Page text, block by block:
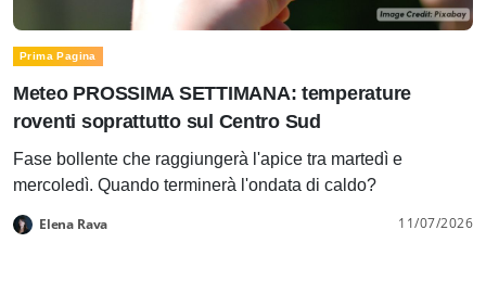
Prima Pagina
Meteo PROSSIMA SETTIMANA: temperature
roventi soprattutto sul Centro Sud
Fase bollente che raggiungerà l'apice tra martedì e
mercoledì. Quando terminerà l'ondata di caldo?
Elena Rava 11/07/2026